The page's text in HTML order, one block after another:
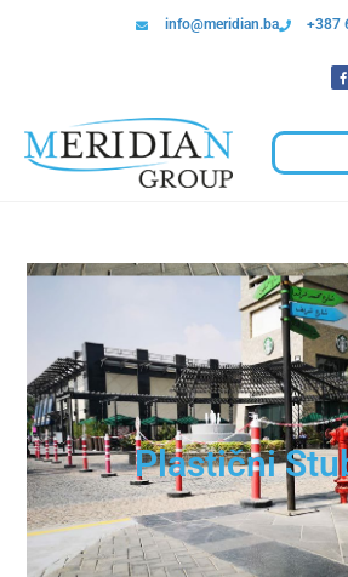
info@meridian.ba +387
Plastični